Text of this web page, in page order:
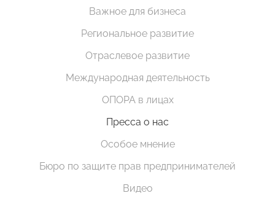
Важное для бизнеса
Региональное развитие
Отраслевое развитие
Международная деятельность
ОПОРА в лицах
Пресса о нас
Особое мнение
Бюро по защите прав предпринимателей
Видео